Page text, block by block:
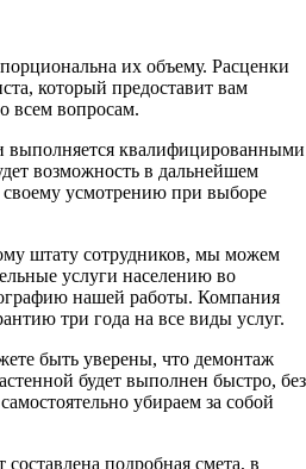
их объему. Расценки
который предоставит вам
всем вопросам.
выполняется квалифицированными
возможность в дальнейшем
своему усмотрению при выборе
штату сотрудников, мы можем
услуги населению во
нашей работы. Компания
три года на все виды услуг.
быть уверены, что демонтаж
будет выполнен быстро, без
убираем за собой
подробная смета, в